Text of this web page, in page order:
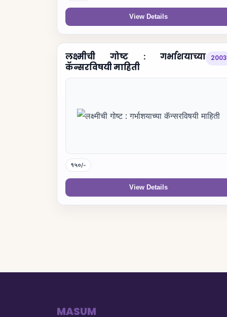
View Details
लक्ष्मीची गोष्ट : गर्भाशयाच्या
कॅन्सरविषयी माहिती
2003
१५०/-
View Details
MASUM